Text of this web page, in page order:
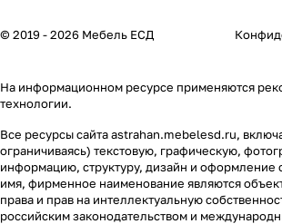
© 2019 - 2026 Мебель ЕСД
На информационном ресурсе применяются
технологии.
Все ресурсы сайта astrahan.mebelesd.ru,
ограничиваясь) текстовую, графическую,
информацию, структуру, дизайн и оформление
имя, фирменное наименование являются
права и прав на интеллектуальную
российским законодательством и